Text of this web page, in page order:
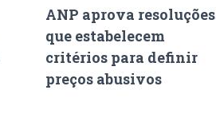
ANP aprova resoluções
que estabelecem
critérios para definir
preços abusivos